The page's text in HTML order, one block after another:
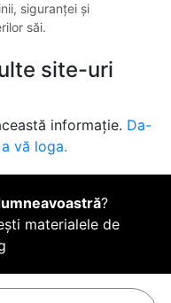
siguranței și
săi.
site-uri
informație. Da-
vă loga.
?
materialele de